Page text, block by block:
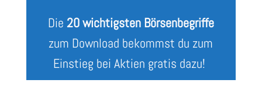
Die 20 wichtigsten Börsenbegriffe
zum Download bekommst du zum
Einstieg bei Aktien gratis dazu!